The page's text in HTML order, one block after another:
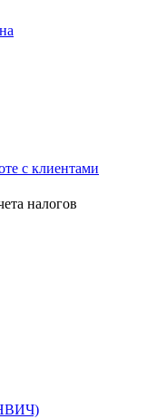
с клиентами
налогов